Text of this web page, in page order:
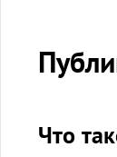
Что